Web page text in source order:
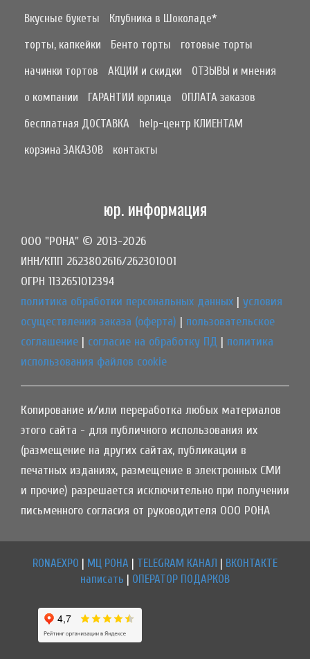
Вкусные букеты
Клубника в Шоколаде*
торты, капкейки
Бенто торты
готовые торты
начинки тортов
АКЦИИ и скидки
ОТЗЫВЫ и мнения
о компании
ГАРАНТИИ юрлица
ОПЛАТА заказов
бесплатная ДОСТАВКА
help-центр КЛИЕНТАМ
корзина ЗАКАЗОВ
контакты
юр. информация
ООО "РОНА" © 2013-2026
ИНН/КПП 2623802616/262301001
ОГРН 1132651012394
политика обработки персональных данных | условия
осуществления заказа (оферта) | пользовательское
соглашение | согласие на обработку ПД | политика
использования файлов cookie
Копирование и/или переработка любых материалов
этого сайта - для публичного использования их
(размещение на других сайтах, публикации в
печатных изданиях, размещение в электронных СМИ
и прочие) разрешается исключительно при получении
письменного согласия от руководителя ООО РОНА
RONAEXPO | МЦ РОНА | TELEGRAM КАНАЛ | ВКОНТАКТЕ
написать | ОПЕРАТОР ПОДАРКОВ